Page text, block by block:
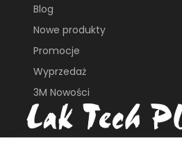
Blog
Nowe produkty
Promocje
Wyprzedaż
3M Nowości